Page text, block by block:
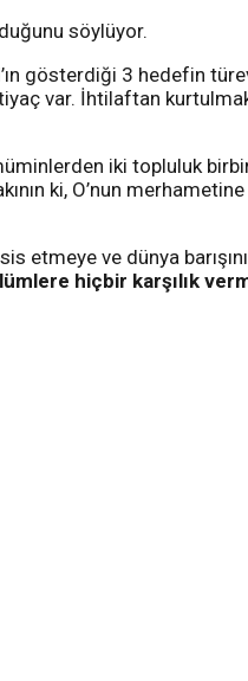
söylüyor.
gösterdiği 3 hedefin
var. İhtilaftan
iki topluluk
ki, O’nun
etmeye ve dünya
hiçbir karşılık